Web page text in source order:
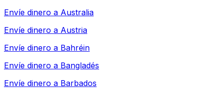
Envíe dinero a Australia
Envíe dinero a Austria
Envíe dinero a Bahréin
Envíe dinero a Bangladés
Envíe dinero a Barbados